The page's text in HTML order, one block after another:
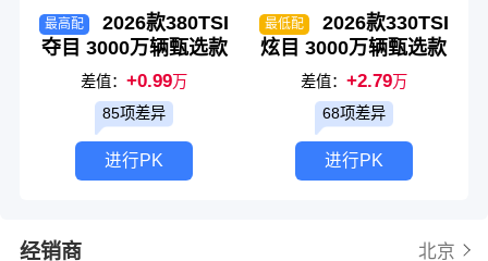
最高配
2026款380TSI
夺目 3000万辆甄选款
差值：+0.99万
85项差异
进行PK
最低配
2026款330TSI
炫目 3000万辆甄选款
差值： +2.79万
68项差异
进行PK
经销商 北京